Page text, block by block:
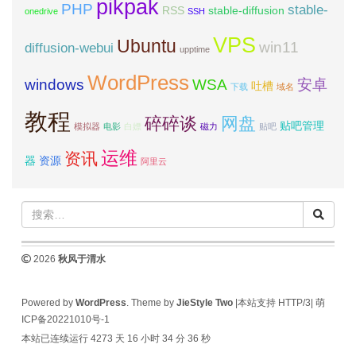
onedrive PHP pikpak RSS SSH stable-diffusion stable-
diffusion-webui Ubuntu upptime VPS win11
windows WordPress WSA 下载 吐槽 域名 安卓
教程 模拟器 电影 白嫖 碎碎谈 磁力 网盘 贴吧 贴吧管理
器 资源 资讯运维 阿里云
2026 秋风于渭水
Powered by WordPress. Theme by JieStyle Two|本站支持 HTTP/3| 萌
ICP备20221010号-1
本站已连续运行 4273 天 16 小时 34 分 36 秒